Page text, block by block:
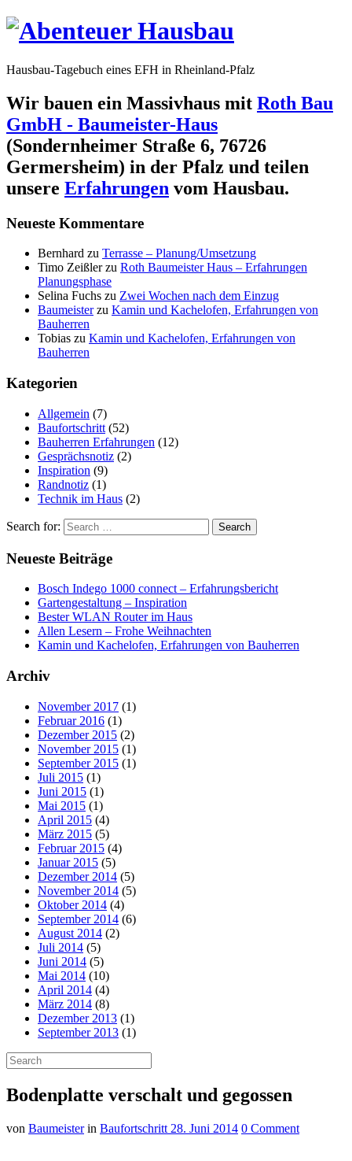
Hausbau-Tagebuch eines EFH in Rheinland-Pfalz
Wir bauen ein Massivhaus mit Roth Bau
GmbH - Baumeister-Haus
(Sondernheimer Straße 6, 76726
Germersheim) in der Pfalz und teilen
unsere Erfahrungen vom Hausbau.
Neueste Kommentare
Bernhard zu Terrasse – Planung/Umsetzung
Timo Zeißlerzu Roth Baumeister Haus – Erfahrungen
Planungsphase
Selina Fuchs zu Zwei Wochen nach dem Einzug
Baumeisterzu Kamin und Kachelofen, Erfahrungen von
Bauherren
Tobias zu Kamin und Kachelofen, Erfahrungen von
Bauherren
Kategorien
Allgemein (7)
Baufortschritt (52)
Bauherren Erfahrungen (12)
Gesprächsnotiz (2)
Inspiration (9)
Randnotiz (1)
Technik im Haus (2)
Search for:
Neueste Beiträge
Bosch Indego 1000 connect – Erfahrungsbericht
Gartengestaltung – Inspiration
Bester WLAN Router im Haus
Allen Lesern – Frohe Weihnachten
Kamin und Kachelofen, Erfahrungen von Bauherren
Archiv
November 2017 (1)
Februar 2016 (1)
Dezember 2015 (2)
November 2015 (1)
September 2015 (1)
Juli 2015 (1)
Juni 2015 (1)
Mai 2015 (1)
April 2015 (4)
März 2015 (5)
Februar 2015 (4)
Januar 2015 (5)
Dezember 2014 (5)
November 2014 (5)
Oktober 2014 (4)
September 2014 (6)
August 2014 (2)
Juli 2014 (5)
Juni 2014 (5)
Mai 2014 (10)
April 2014 (4)
März 2014 (8)
Dezember 2013 (1)
September 2013 (1)
Bodenplatte verschalt und gegossen
von Baumeisterin Baufortschritt 28. Juni 2014 0 Comment